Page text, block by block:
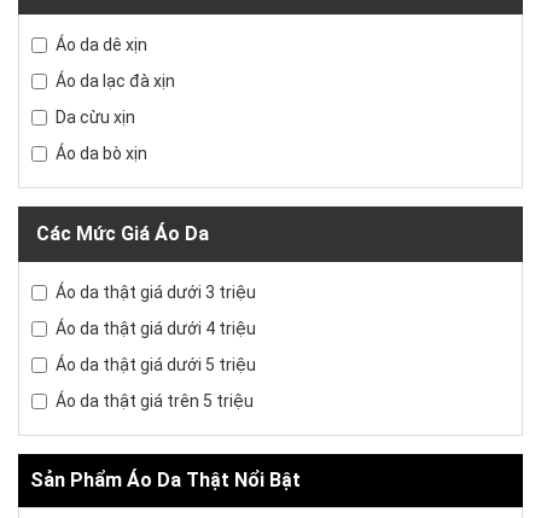
Áo da dê xịn
Áo da lạc đà xịn
Da cừu xịn
Áo da bò xịn
Các Mức Giá Áo Da
Áo da thật giá dưới 3 triệu
Áo da thật giá dưới 4 triệu
Áo da thật giá dưới 5 triệu
Áo da thật giá trên 5 triệu
Sản Phẩm Áo Da Thật Nổi Bật